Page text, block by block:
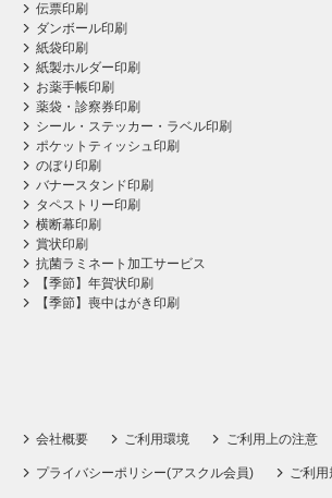
伝票印刷
ダンボール印刷
紙袋印刷
紙製ホルダー印刷
お薬手帳印刷
薬袋・診察券印刷
シール・ステッカー・ラベル印刷
ポケットティッシュ印刷
のぼり印刷
バナースタンド印刷
タペストリー印刷
横断幕印刷
賞状印刷
抗菌ラミネート加工サービス
【季節】年賀状印刷
【季節】喪中はがき印刷
会社概要 ご利用環境 ご利用上の注意
プライバシーポリシー(アスクル会員) ご利